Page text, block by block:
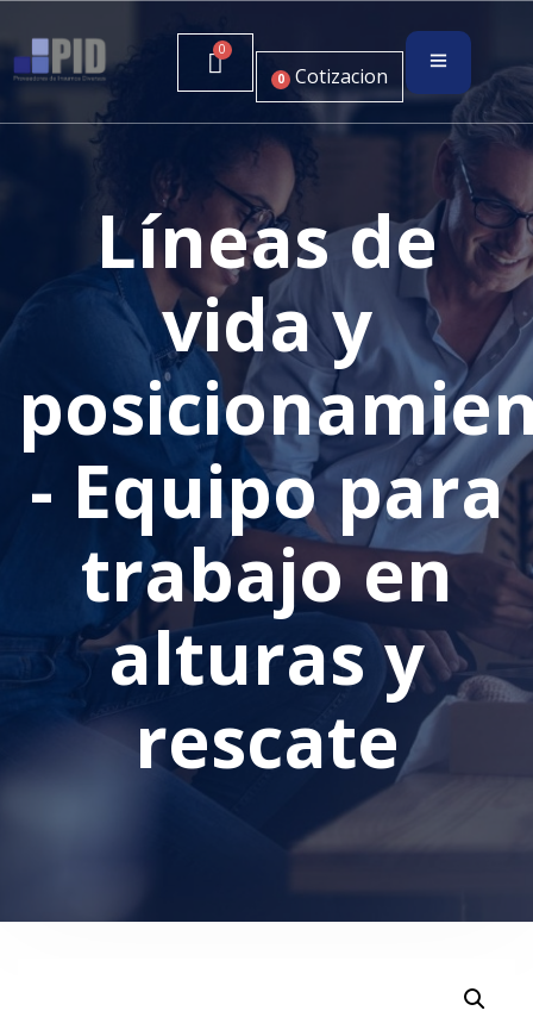
0 Cotizacion
Líneas de
vida y
- Equipo para
trabajo en
alturas y
rescate